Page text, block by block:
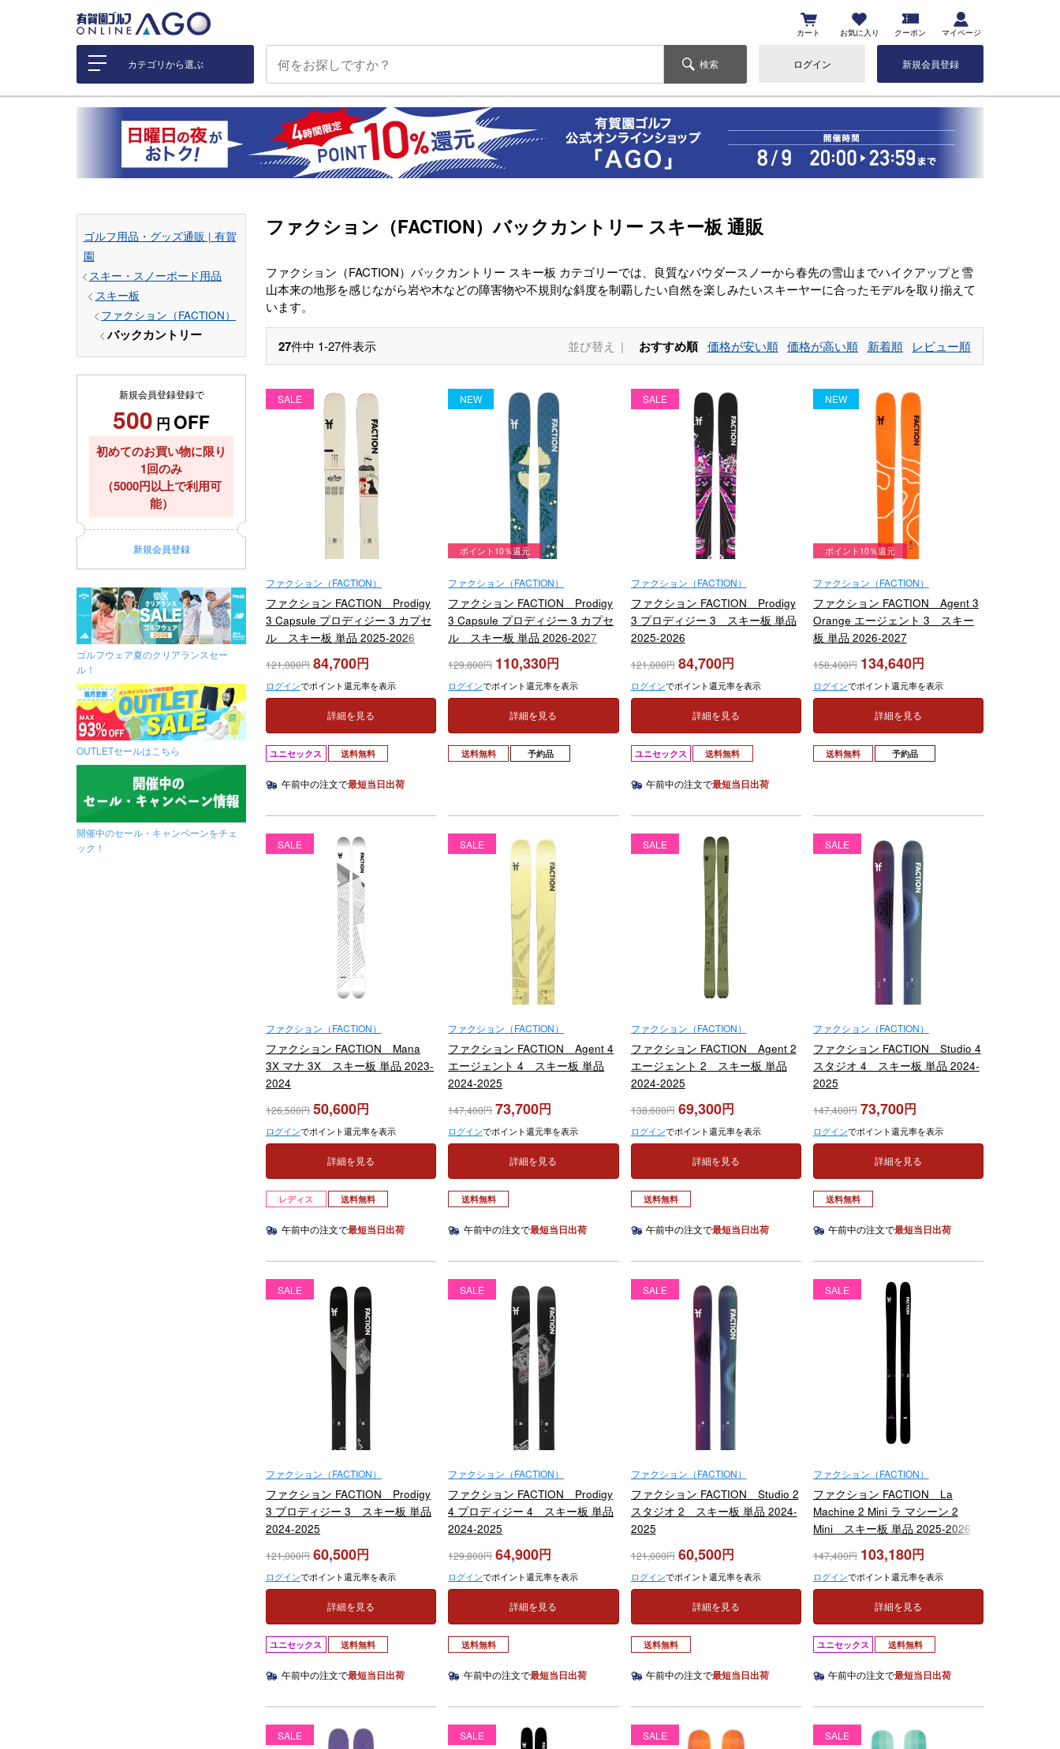
カート お気に入り クーポン マイページ
カテゴリから選ぶ 検索 ログイン 新規会員登録
ゴルフ用品・グッズ通販 | 有賀
園
スキー・スノーボード用品
スキー板
ファクション（FACTION）
バックカントリー
新規会員登録登録で
500 円 OFF
初めてのお買い物に限り
1回のみ
（5000円以上で利用可
能）
新規会員登録
ゴルフウェア夏のクリアランスセー
ル！
OUTLETセールはこちら
開催中のセール・キャンペーンをチェ
ック！
ファクション（FACTION）バックカントリー スキー板 通販
ファクション（FACTION）バックカントリー スキー板 カテゴリーでは、良質なパウダースノーから春先の雪山までハイクアップと雪
山本来の地形を感じながら岩や木などの障害物や不規則な斜度を制覇したい自然を楽しみたいスキーヤーに合ったモデルを取り揃えて
います。
並び替え おすすめ順 価格が安い順 価格が高い順 新着順 レビュー順
27件中 1-27件表示
SALE
ファクション（FACTION）
ファクション FACTION Prodigy
3 Capsule プロディジー 3 カプセ
ル スキー板 単品 2025-2026
121,000 84,700
ログインでポイント還元率を表示
詳細を見る
ユニセックス 送料無料
午前中の注文で最短当日出荷
NEW
ファクション（FACTION）
ファクション FACTION Prodigy
3 Capsule プロディジー 3 カプセ
ル スキー板 単品 2026-2027
129,800 110,330
ログインでポイント還元率を表示
詳細を見る
送料無料 予約品
ポイント10％還元
SALE
ファクション（FACTION）
ファクション FACTION Prodigy
3 プロディジー 3 スキー板 単品
2025-2026
121,000 84,700
ログインでポイント還元率を表示
詳細を見る
ユニセックス 送料無料
午前中の注文で最短当日出荷
NEW
ファクション（FACTION）
ファクション FACTION Agent 3
Orange エージェント 3 スキー
板 単品 2026-2027
158,400 134,640
ログインでポイント還元率を表示
詳細を見る
送料無料 予約品
ポイント10％還元
SALE
ファクション（FACTION）
ファクション FACTION Mana
3X マナ 3X スキー板 単品 2023-
2024
126,500 50,600
ログインでポイント還元率を表示
詳細を見る
レディス 送料無料
午前中の注文で最短当日出荷
SALE
ファクション（FACTION）
ファクション FACTION Agent 4
エージェント 4 スキー板 単品
2024-2025
147,400 73,700
ログインでポイント還元率を表示
詳細を見る
送料無料
午前中の注文で最短当日出荷
SALE
ファクション（FACTION）
ファクション FACTION Agent 2
エージェント 2 スキー板 単品
2024-2025
138,600 69,300
ログインでポイント還元率を表示
詳細を見る
送料無料
午前中の注文で最短当日出荷
SALE
ファクション（FACTION）
ファクション FACTION Studio 4
スタジオ 4 スキー板 単品 2024-
2025
147,400 73,700
ログインでポイント還元率を表示
詳細を見る
送料無料
午前中の注文で最短当日出荷
SALE
ファクション（FACTION）
ファクション FACTION Prodigy
3 プロディジー 3 スキー板 単品
2024-2025
121,000 60,500
ログインでポイント還元率を表示
詳細を見る
ユニセックス 送料無料
午前中の注文で最短当日出荷
SALE
ファクション（FACTION）
ファクション FACTION Prodigy
4 プロディジー 4 スキー板 単品
2024-2025
129,800 64,900
ログインでポイント還元率を表示
詳細を見る
送料無料
午前中の注文で最短当日出荷
SALE
ファクション（FACTION）
ファクション FACTION Studio 2
スタジオ 2 スキー板 単品 2024-
2025
121,000 60,500
ログインでポイント還元率を表示
詳細を見る
送料無料
午前中の注文で最短当日出荷
SALE
ファクション（FACTION）
ファクション FACTION La
Machine 2 Mini ラ マシーン 2
Mini スキー板 単品 2025-2026
147,400 103,180
ログインでポイント還元率を表示
詳細を見る
ユニセックス 送料無料
午前中の注文で最短当日出荷
SALE SALE SALE SALE